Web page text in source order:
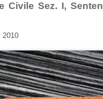
Civile Sez. I,
2010